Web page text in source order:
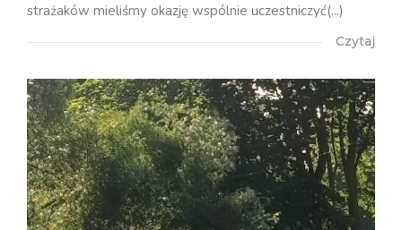
strażaków mieliśmy okazję wspólnie uczestniczyć(...)
Czytaj